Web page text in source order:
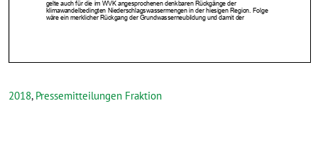
2018, Pressemitteilungen Fraktion